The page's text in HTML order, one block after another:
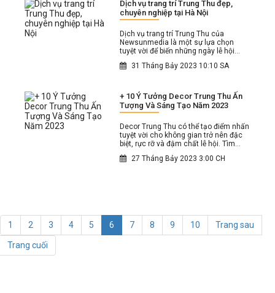
Dịch vụ trang trí Trung Thu đẹp,
chuyên nghiệp tại Hà Nội
Dịch vụ trang trí Trung Thu của
Newsunmedia là một sự lựa chọn
tuyệt vời để biến những ngày lễ hội
trung thu trở nên đặc biệt và đáng nhớ.
31 Tháng Bảy 2023 10:10 SA
+ 10 Ý Tưởng Decor Trung Thu Ấn
Tượng Và Sáng Tạo Năm 2023
Decor Trung Thu có thể tạo điểm nhấn
tuyệt vời cho không gian trở nên đặc
biệt, rực rỡ và đậm chất lễ hội. Tìm
hiểu ngay 10 ý tưởng decor Trung Thu
đẹp và sáng tạo nhất trong năm 2023
27 Tháng Bảy 2023 3:00 CH
1 2 3 4 5 6 7 8 9 10 Trang sau
Trang cuối